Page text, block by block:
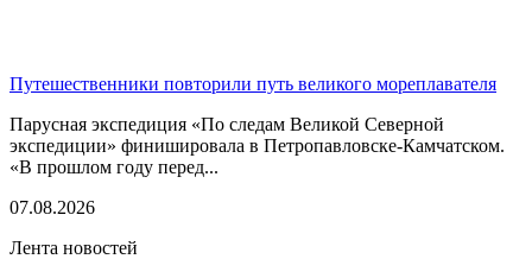
Путешественники повторили путь великого мореплавателя
Парусная экспедиция «По следам Великой Северной
экспедиции» финишировала в Петропавловске-Камчатском.
«В прошлом году перед...
07.08.2026
Лента новостей